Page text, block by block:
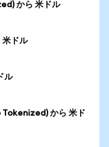
から 米ドル
ドル
ル
から 米ド